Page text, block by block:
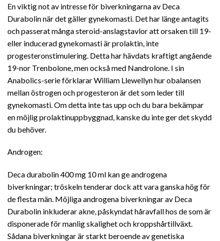
En viktig not av intresse för biverkningarna av Deca
Durabolin när det gäller gynekomasti. Det har länge antagits
och passerat många steroid-anslagstavlor att orsaken till 19-
eller inducerad gynekomasti är prolaktin, inte
progesteronstimulering. Detta har hävdats kraftigt angående
19-nor Trenbolone, men också med Nandrolone. I sin
Anabolics-serie förklarar William Llewellyn hur obalansen
mellan östrogen och progesteron är det som leder till
gynekomasti. Om detta inte tas upp och du bara bekämpar
en möjlig prolaktinuppbyggnad, kanske du inte ger det skydd
du behöver.
Androgen:
Deca durabolin 400 mg 10 ml kan ge androgena
biverkningar; tröskeln tenderar dock att vara ganska hög för
de flesta män. Möjliga androgena biverkningar av Deca
Durabolin inkluderar akne, påskyndat håravfall hos de som är
disponerade för manlig skalighet och kroppshårtillväxt.
Sådana biverkningar är starkt beroende av genetiska